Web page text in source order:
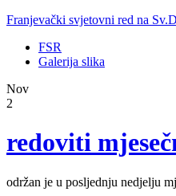
Franjevački svjetovni red na
FSR
Galerija slika
Nov
2
redoviti
održan je u posljednju nedjelju